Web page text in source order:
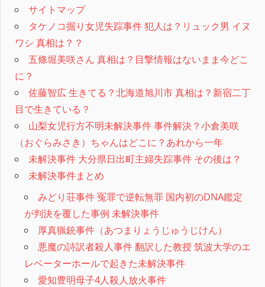
サイトマップ
タケノコ掘り女児失踪事件 犯人は？リュック男 イヌ
ワシ 真相は？？
五條堀美咲さん 真相は？目撃情報はないまま今どこ
に？
佐藤智広 生きてる？北海道旭川市 真相は？新宿二丁
目で生きている？
山梨女児行方不明未解決事件 事件解決？小倉美咲
（おぐらみさき）ちゃんはどこに？あれから一年
未解決事件 大分県日出町主婦失踪事件 その後は？
未解決事件まとめ
みどり荘事件 冤罪で逆転無罪 国内初のDNA鑑定
が判決を覆した事例 未解決事件
厚真猟銃事件（あつまりょうじゅうじけん）
悪魔の詩訳者殺人事件 翻訳した教授 筑波大学のエ
レベーターホールで起きた未解決事件
愛知豊明母子4人殺人放火事件